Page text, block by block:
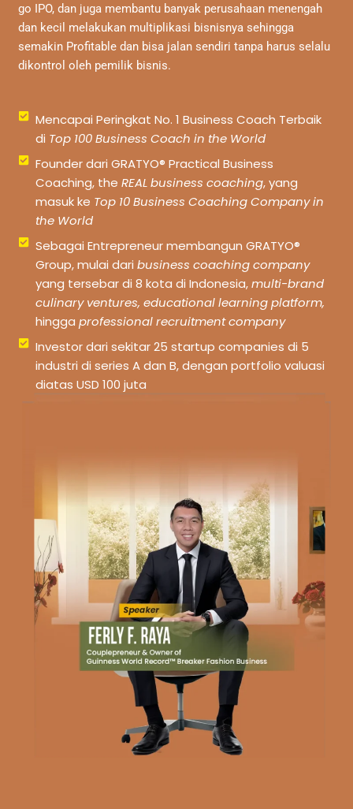
go IPO, dan juga membantu banyak perusahaan menengah
dan kecil melakukan multiplikasi bisnisnya sehingga
semakin Profitable dan bisa jalan sendiri tanpa harus selalu
dikontrol oleh pemilik bisnis.
Mencapai Peringkat No. 1 Business Coach Terbaik
di Top 100 Business Coach in the World
Founder dari GRATYO® Practical Business
Coaching, theREAL business coaching, yang
masuk ke Top 10 Business Coaching Company in
the World
Sebagai Entrepreneur membangun GRATYO®
Group, mulai daribusiness coaching company
yang tersebar di 8 kota di Indonesia,multi-brand
culinary ventures, educational learning platform,
hinggaprofessional recruitment company
Investor dari sekitar 25 startup companies di 5
industri di series A dan B, dengan portfolio valuasi
diatas USD 100 juta